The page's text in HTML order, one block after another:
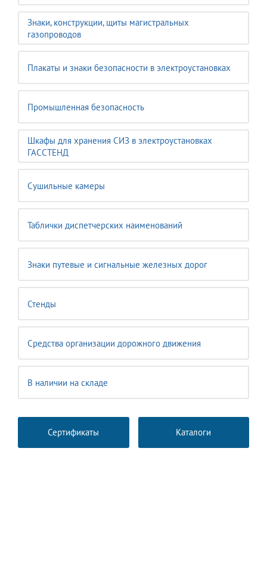
Знаки, конструкции, щиты магистральных
газопроводов
Плакаты и знаки безопасности в электроустановках
Промышленная безопасность
Шкафы для хранения СИЗ в электроустановках
ГАССТЕНД
Сушильные камеры
Таблички диспетчерских наименований
Знаки путевые и сигнальные железных дорог
Стенды
Средства организации дорожного движения
В наличии на складе
Сертификаты Каталоги